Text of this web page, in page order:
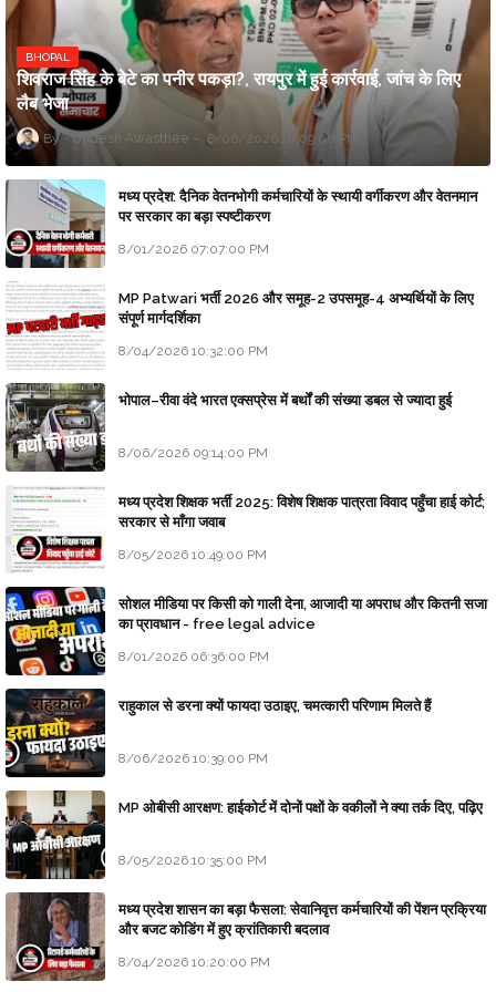
BHOPAL
शिवराज सिंह के बेटे का पनीर पकड़ा?, रायपुर में हुई कार्रवाई, जांच के लिए
लैब भेजा
Updesh Awasthee 8/06/2026 10:09:00 PM
मध्य प्रदेश: दैनिक वेतनभोगी कर्मचारियों के स्थायी वर्गीकरण और वेतनमान
पर सरकार का बड़ा स्पष्टीकरण
8/01/2026 07:07:00 PM
MP Patwari भर्ती 2026 और समूह-2 उपसमूह-4 अभ्यर्थियों के लिए
संपूर्ण मार्गदर्शिका
8/04/2026 10:32:00 PM
भोपाल–रीवा वंदे भारत एक्सप्रेस में बर्थों की संख्या डबल से ज्यादा हुई
8/06/2026 09:14:00 PM
मध्य प्रदेश शिक्षक भर्ती 2025: विशेष शिक्षक पात्रता विवाद पहुँचा हाई कोर्ट;
सरकार से माँगा जवाब
8/05/2026 10:49:00 PM
सोशल मीडिया पर किसी को गाली देना, आजादी या अपराध और कितनी सजा
का प्रावधान - free legal advice
8/01/2026 06:36:00 PM
राहुकाल से डरना क्यों फायदा उठाइए, चमत्कारी परिणाम मिलते हैं
8/06/2026 10:39:00 PM
MP ओबीसी आरक्षण: हाईकोर्ट में दोनों पक्षों के वकीलों ने क्या तर्क दिए, पढ़िए
8/05/2026 10:35:00 PM
मध्य प्रदेश शासन का बड़ा फैसला: सेवानिवृत्त कर्मचारियों की पेंशन प्रक्रिया
और बजट कोडिंग में हुए क्रांतिकारी बदलाव
8/04/2026 10:20:00 PM